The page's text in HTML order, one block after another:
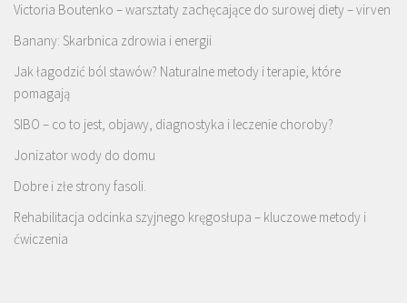
Victoria Boutenko – warsztaty zachęcające do surowej diety – virven
Banany: Skarbnica zdrowia i energii
Jak łagodzić ból stawów? Naturalne metody i terapie, które
pomagają
SIBO – co to jest, objawy, diagnostyka i leczenie choroby?
Jonizator wody do domu
Dobre i złe strony fasoli.
Rehabilitacja odcinka szyjnego kręgosłupa – kluczowe metody i
ćwiczenia